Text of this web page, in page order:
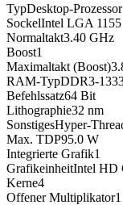
TypDesktop-Prozessor
SockelIntel LGA 1155
Normaltakt3.40 GHz
Boost1
Maximaltakt (Boost)
RAM-TypDDR3-
Befehlssatz64 Bit
Lithographie32 nm
SonstigesHyper-
Max. TDP95.0 W
Integrierte Grafik1
GrafikeinheitIntel HD
Kerne4
Offener Multiplikator1